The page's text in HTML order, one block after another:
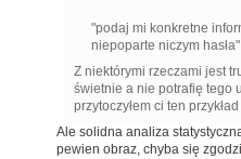
"podaj mi konkretne
niepoparte niczym hasła"
Z niektórymi rzeczami jest
świetnie a nie potrafię tego
przytoczyłem ci ten
Ale solidna analiza
pewien obraz, chyba się